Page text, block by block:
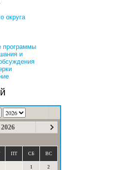
округа
программы
и
2026
ПТ СБ ВС
1
2